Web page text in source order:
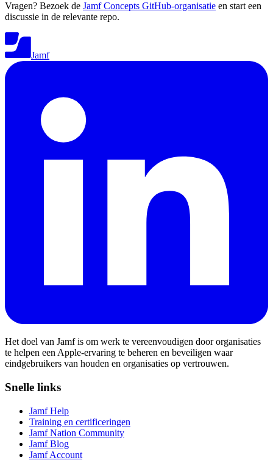
Vragen? Bezoek de Jamf Concepts GitHub-organisatie en start een
discussie in de relevante repo.
Jamf
Het doel van Jamf is om werk te vereenvoudigen door organisaties
te helpen een Apple-ervaring te beheren en beveiligen waar
eindgebruikers van houden en organisaties op vertrouwen.
Snelle links
Jamf Help
Training en certificeringen
Jamf Nation Community
Jamf Blog
Jamf Account